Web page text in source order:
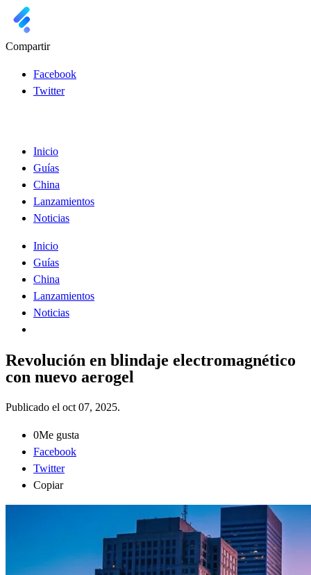
Compartir
Facebook
Twitter
Inicio
Guías
China
Lanzamientos
Noticias
Inicio
Guías
China
Lanzamientos
Noticias
Revolución en blindaje electromagnético
con nuevo aerogel
Publicado el oct 07, 2025.
0Me gusta
Facebook
Twitter
Copiar